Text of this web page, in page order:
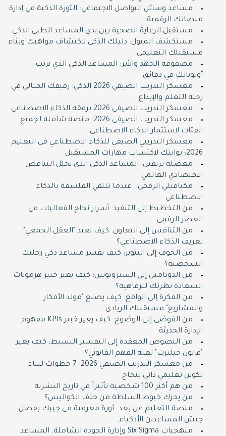
مساعد وسائل التواصل الاجتماعي: الثورة الذكية في إدارة
منصاتك الرقمية
مستقبل الرعاية الصحية بين يدي المساعد الطبي الذكي
مستكشف الميول: دليلك الذكي لاكتشاف مواهبك وبناء
مستقبلك التعليمي
مصفوفة الجهد والأثر: المساعد الذكي الذي يرتب
أولوياتك في دقائق
معسكر التدريب الصيفي 2026 الذكي: رفيقك المثالي في
رحلة التعلم والإبداع
معسكر التدريب الصيفي 2026 برفقة الذكاء الاصطناعي
معسكر التدريب الصيفي 2026: منصة شاملة لجميع
الفئات لاستثمار الذكاء الاصطناعي
معسكر التدريبي الصيفي للذكاء الاصطناعي في التعليم
2026: بوابتك لاكتساب مهارات المستقبل
معضلة تريفين: المساعد الذكي الذي يحلل التناقض
الاقتصادي العالمي
مكيافيلي الرقمي.. عندما تلتقي الفلسفة بالذكاء
الاصطناعي
من التخطيط إلى التنفيذ: أسرار نجاح الفعاليات في
العصر الرقمي
من التنافس إلى التعاون: كيف يعيد "العقل الجمعي"
تعريف الذكاء الاصطناعي؟
من الخوف إلى التنوير: كيف يفسر مساعد ذكي رحلتك
الشخصية؟
من الدوبامين إلى السيروتونين: كيف يغير خبير هرمونات
السعادة نظرتك للرفاهية؟
من الفكرة إلى الواقع: كيف يصنع "مولد الأفكار
والمشاريع" مستقبلك الريادي
من الفوضى إلى الوضوح: كيف يغير خبير KPIs مفهوم
الإدارة الحديثة
من النصوص المعقدة إلى التفسير البسيط: كيف يغير
"قانون جيلبرت" لعبة الفهم القانوني؟
من معسكر التدريب الصيفي 2026: 7 خطوات لبناء
تكوين تعليمي ذاتي بنجاح
من هم أكثر 100 شخصية تأثيراً في تاريخ البشرية
من يحرك خيوط السلطة من خلف الكواليس؟
منصة التعليم عن بعد: ثورة معرفية في جيبك بفضل
جيش المساعدين الأذكياء
منهجيات Six Sigma وإدارة الجودة الشاملة: المساعد